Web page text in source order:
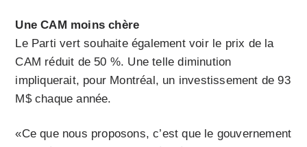
Une CAM moins chère
Le Parti vert souhaite également voir le prix de la
CAM réduit de 50 %. Une telle diminution
impliquerait, pour Montréal, un investissement de 93
M$ chaque année.
«Ce que nous proposons, c’est que le gouvernement